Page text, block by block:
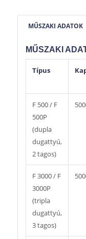
MŰSZAKI ADATOK
MŰSZAKI
Típus
F 500 / F
500P
(dupla
dugattyú,
2 tagos)
F 3000 / F
3000P
(tripla
dugattyú,
3 tagos)